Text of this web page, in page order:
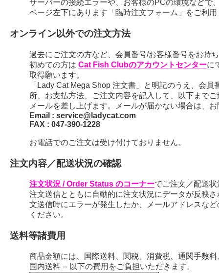
サーバーの接続エラーや、お客様のPCの環境などで
ページ左下にあります「臨時注文フォーム」をご利
オンライン以外での注文方法
過去にご注文の方など、会員番号/お客様番号をお持
初めての方は Cat Fish Clubのアカウントセンターに
取得願います。
「Lady Cat Mega Shop 注文書」と明記のうえ、会
所、お支払方法、ご注文内容を記入して、以下まで
メールを差し上げます。メールが届かない場合は、
Email : service@ladycat.com
FAX : 047-390-1228
お電話でのご注文は受け付けておりません。
注文内容／配送状況の確認
注文状況 / Order Status のコーナーでご注文／配送
注文送信とともに自動的に注文状況にデータが反映
文送信時にエラーが発生したか、メールアドレスな
ください。
送料等諸費用
商品金額には、国際送料、関税、消費税、通関手数
国内送料 -- 以下の費用をご負担いただきます。